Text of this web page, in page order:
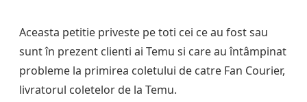
Aceasta petitie priveste pe toti cei ce au fost sau
sunt în prezent clienti ai Temu si care au întâmpinat
probleme la primirea coletului de catre Fan Courier,
livratorul coletelor de la Temu.